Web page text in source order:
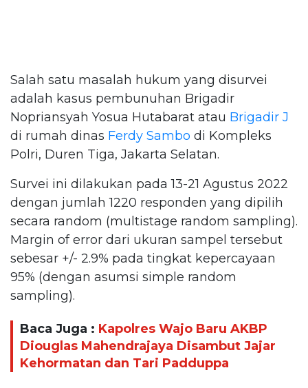
Salah satu masalah hukum yang disurvei
adalah kasus pembunuhan Brigadir
Nopriansyah Yosua Hutabarat atau Brigadir J
di rumah dinas Ferdy Sambo di Kompleks
Polri, Duren Tiga, Jakarta Selatan.
Survei ini dilakukan pada 13-21 Agustus 2022
dengan jumlah 1220 responden yang dipilih
secara random (multistage random sampling).
Margin of error dari ukuran sampel tersebut
sebesar +/- 2.9% pada tingkat kepercayaan
95% (dengan asumsi simple random
sampling).
Baca Juga : Kapolres Wajo Baru AKBP
Diouglas Mahendrajaya Disambut Jajar
Kehormatan dan Tari Padduppa